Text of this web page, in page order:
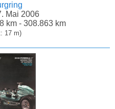
Mai 2006
km - 308.863 km
17 m)